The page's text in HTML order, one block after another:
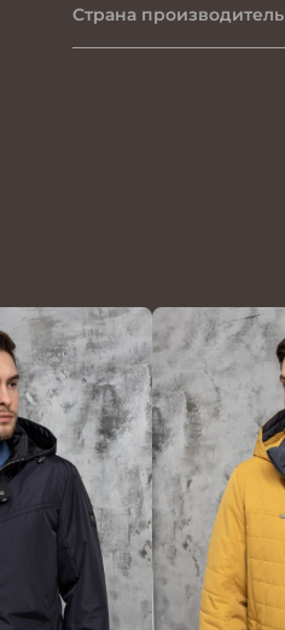
Страна производитель